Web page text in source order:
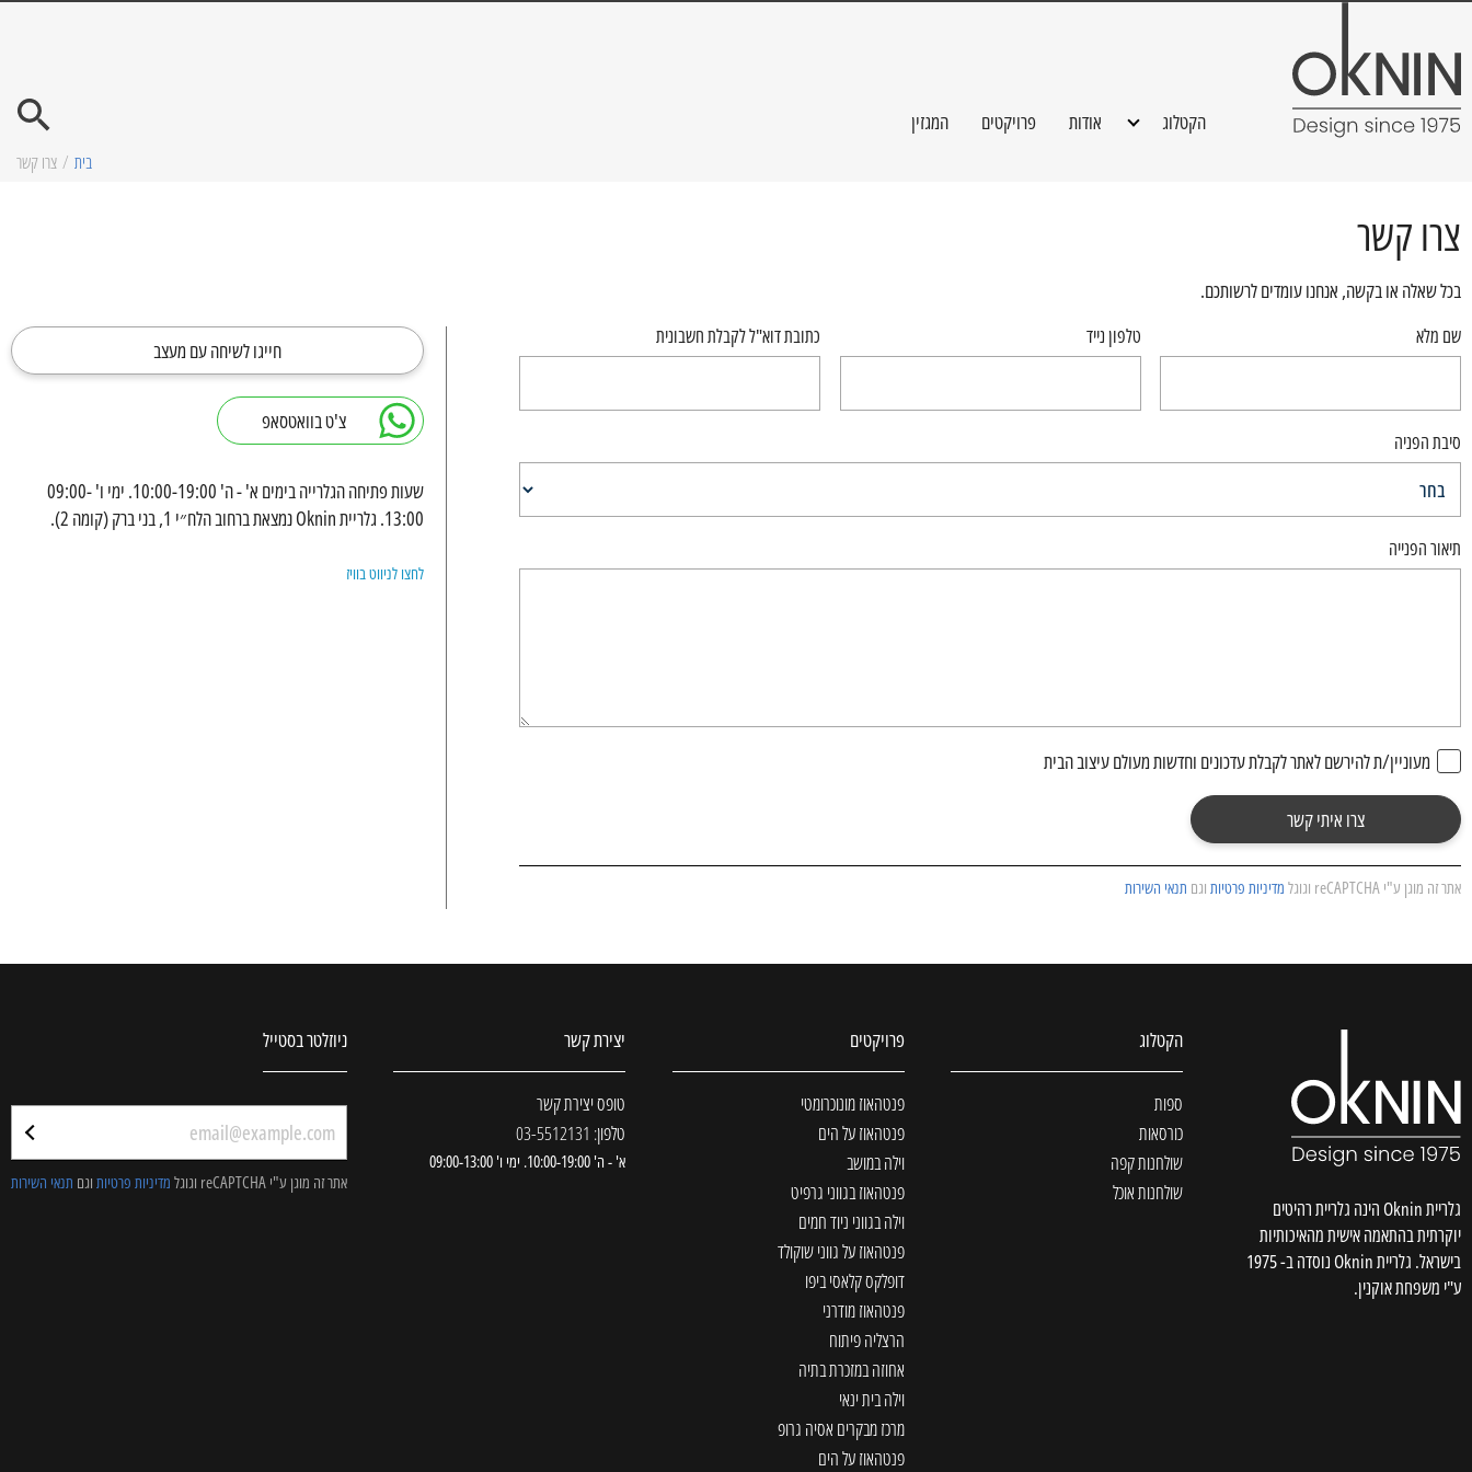
הקטלוג
שולחנות אוכל
אודות פרויקטים המגזין
בית / צרו קשר
צרו קשר
בכל שאלה או בקשה, אנחנו עומדים לרשותכם.
שם מלא טלפון נייד כתובת דוא"ל לקבלת חשבונית
סיבת הפניה
תיאור הפנייה
מעוניין/ת להירשם לאתר לקבלת עדכונים וחדשות מעולם עיצוב הבית
צרו איתי קשר
אתר זה מוגן ע"י reCAPTCHA וגוגל מדיניות פרטיות וגם תנאי השירות
חייגו לשיחה עם מעצב
צ'ט בוואטסאפ
שעות פתיחה הגלרייה בימים א' - ה' 10:00-19:00. ימי ו' 09:00-
13:00. גלריית Oknin נמצאת ברחוב הלח״י 1, בני ברק (קומה 2).
לחצו לניווט בוויז
גלריית Oknin הינה גלריית רהיטים
יוקרתית בהתאמה אישית מהאיכותיות
בישראל. גלריית Oknin נוסדה ב- 1975
ע"י משפחת אוקנין.
הקטלוג
ספות
כורסאות
שולחנות קפה
שולחנות אוכל
פרויקטים
פנטהאוז מונוכרומטי
פנטהאוז על הים
וילה במושב
פנטהאוז בגווני גרפיט
וילה בגווני ניוד חמים
פנטהאוז על גווני שוקולד
דופלקס קלאסי ביפו
פנטהאוז מודרני
הרצליה פיתוח
אחוזה במזכרת בתיה
וילה בית ינאי
מרכז מבקרים אסיה גרופ
פנטהאוז על הים
יצירת קשר
טופס יצירת קשר
טלפון: 03-5512131
א' - ה' 10:00-19:00. ימי ו' 09:00-13:00
ניוזלטר בסטייל
אתר זה מוגן ע"י reCAPTCHA וגוגל מדיניות פרטיות וגם תנאי השירות